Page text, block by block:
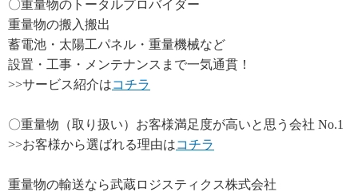
〇重量物のトータルプロバイダー
重量物の搬入搬出
蓄電池・太陽工パネル・重量機械など
設置・工事・メンテナンスまで一気通貫！
>>サービス紹介はコチラ
〇重量物（取り扱い）お客様満足度が高いと思う会社 No.1
>>お客様から選ばれる理由はコチラ
重量物の輸送なら武蔵ロジスティクス株式会社